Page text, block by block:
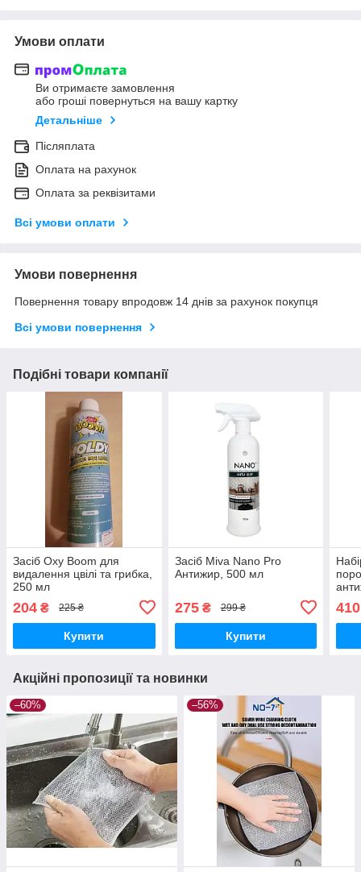
Умови оплати
Ви отримаєте замовлення
або гроші повернуться на вашу картку
Детальніше
Післяплата
Оплата на рахунок
Оплата за реквізитами
Всі умови оплати
Умови повернення
Повернення товару впродовж 14 днів за рахунок покупця
Всі умови повернення
Подібні товари компанії
Засіб Oxy Boom для
видалення цвілі та грибка,
250 мл
204 ₴ 225 ₴
Купити
Засіб Miva Nano Pro
Антижир, 500 мл
275₴ 299 ₴
Купити
410
Акційні пропозиції та новинки
–60% –56%